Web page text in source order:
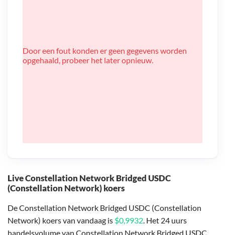
Live Constellation Network Bridged USDC
(Constellation Network) koers
De Constellation Network Bridged USDC (Constellation
Network) koers van vandaag is $0,9932. Het 24 uurs
handelsvolume van Constellation Network Bridged USDC
Door een fout konden er geen gegevens worden
opgehaald, probeer het later opnieuw.